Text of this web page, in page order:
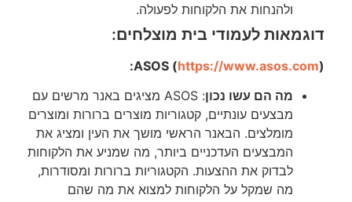
ולהנחות את הלקוחות לפעולה.
דוגמאות לעמודי בית מוצלחים:
ASOS (https://www.asos.com):
מה הם עשו נכון
: ASOS מציגים באנר מרשים עם
מבצעים עונתיים, קטגוריות מוצרים ברורות ומוצרים
מומלצים. הבאנר הראשי מושך את העין ומציג את
המבצעים העדכניים ביותר, מה שמניע את הלקוחות
לבדוק את ההצעות. הקטגוריות ברורות ומסודרות,
מה שמקל על הלקוחות למצוא את מה שהם